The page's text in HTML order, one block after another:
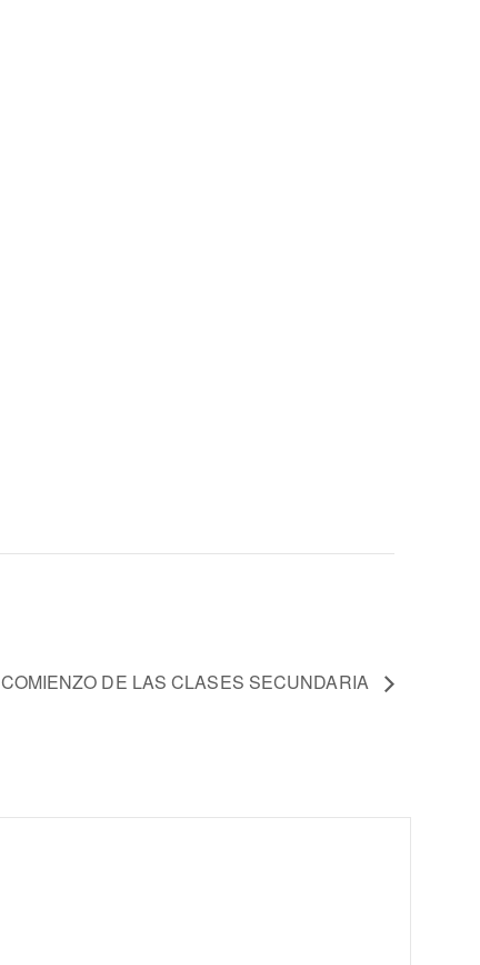
COMIENZO DE LAS CLASES SECUNDARIA